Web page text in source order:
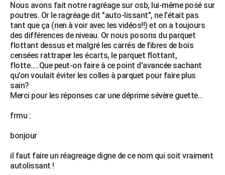
Nous avons fait notre ragréage sur osb, lui-même posé sur
poutres. Or le ragréage dit "auto-lissant", ne l'était pas
tant que ça (rien à voir avec les vidéos!!) et on a toujours
des différences de niveau. Or nous posons du parquet
flottant dessus et malgré les carrés de fibres de bois
censées rattraper les écarts, le parquet flottant,
flotte.....Que peut-on faire à ce point d'avancée sachant
qu'on voulait éviter les colles à parquet pour faire plus
sain?
Merci pour les réponses car une déprime sévère guette...
frmu :
bonjour
il faut faire un réagreage digne de ce nom qui soit vraiment
autolissant !